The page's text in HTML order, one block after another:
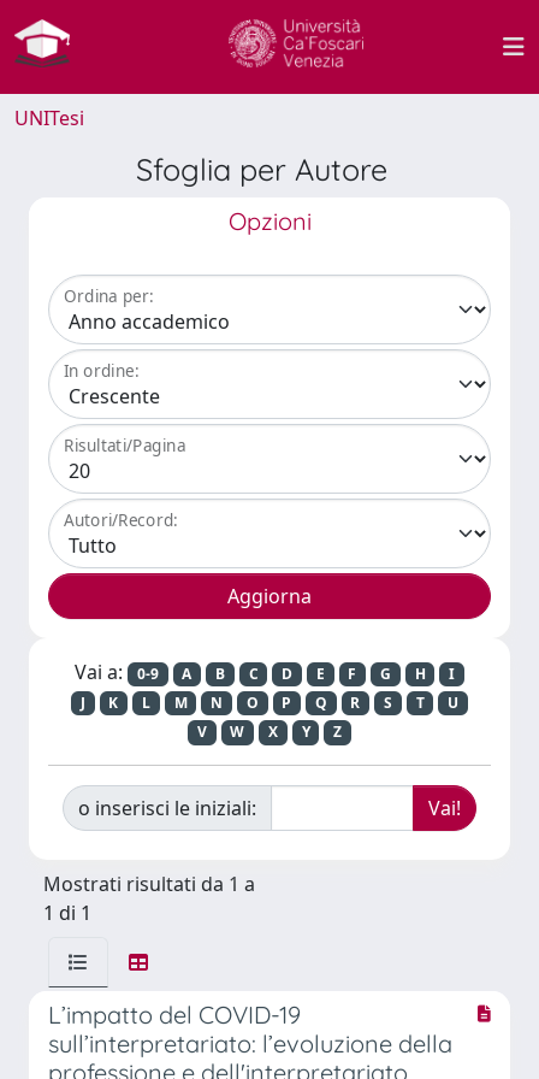
UNITesi
Sfoglia per Autore
Opzioni
Ordina per:
In ordine:
Risultati/Pagina
Autori/Record:
Vai a: 0-9 A B C D E F G H
I
J
K L M N O P Q R S T
U
V
W X Y Z
o inserisci le iniziali:
Mostrati risultati da 1 a
1 di 1
L’impatto del COVID-19
sull’interpretariato: l’evoluzione della
professione e dell'interpretariato